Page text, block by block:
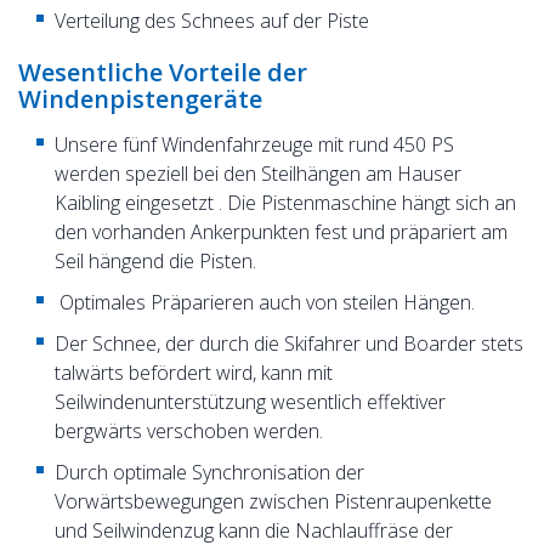
Verteilung des Schnees auf der Piste
Wesentliche Vorteile der
Windenpistengeräte
Unsere fünf Windenfahrzeuge mit rund 450 PS
werden speziell bei den Steilhängen am Hauser
Kaibling eingesetzt . Die Pistenmaschine hängt sich an
den vorhanden Ankerpunkten fest und präpariert am
Seil hängend die Pisten.
Optimales Präparieren auch von steilen Hängen.
Der Schnee, der durch die Skifahrer und Boarder stets
talwärts befördert wird, kann mit
Seilwindenunterstützung wesentlich effektiver
bergwärts verschoben werden.
Durch optimale Synchronisation der
Vorwärtsbewegungen zwischen Pistenraupenkette
und Seilwindenzug kann die Nachlauffräse der